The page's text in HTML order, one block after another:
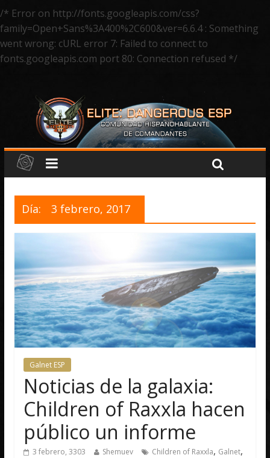
/* Error on http://fonts.googleapis.com/css?
family=Open+Sans%3A400%2C600&ver=6.6.4 : Something
went wrong: cURL error 7: Failed to connect to
fonts.googleapis.com port 80: Connection refused */
Día: 3 febrero, 2017
Galnet ESP
Noticias de la galaxia:
Children of Raxxla hacen
público un informe
3 febrero, 3303 Shemuev Children of Raxxla, Galnet,